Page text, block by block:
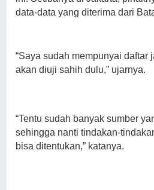
data-data yang diterima dari
“Saya sudah mempunyai daftar
akan diuji sahih dulu,” ujarnya.
“Tentu sudah banyak sumber
sehingga nanti tindakan-
bisa ditentukan,” katanya.